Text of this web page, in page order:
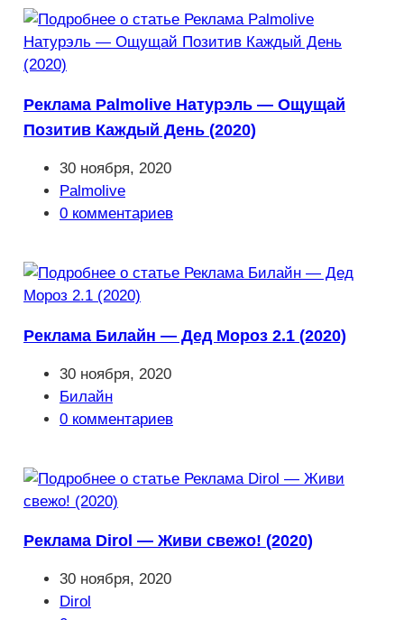
Реклама Palmolive Натурэль — Ощущай
Позитив Каждый День (2020)
Запись
опубликована:
30 ноября, 2020
Рубрика
записи:
Palmolive
Комментарии
0 комментариев
Реклама Билайн — Дед Мороз 2.1 (2020)
Запись
опубликована:
30 ноября, 2020
Рубрика
записи:
Билайн
Комментарии
0 комментариев
Реклама Dirol — Живи свежо! (2020)
Запись
опубликована:
30 ноября, 2020
Рубрика
Dirol